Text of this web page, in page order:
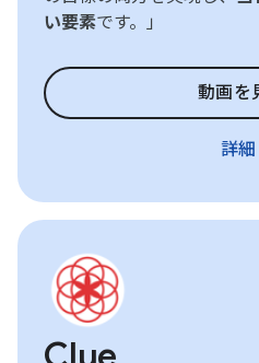
い要素です。」
動画を
詳細